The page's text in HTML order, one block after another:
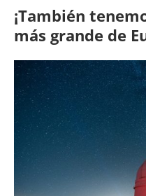
¡También
más grande de